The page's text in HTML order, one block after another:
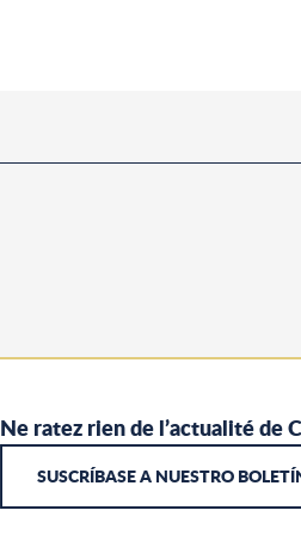
Ne ratez rien de l’actualité de
SUSCRÍBASE A NUESTRO